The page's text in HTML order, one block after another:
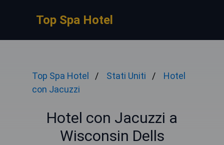
Top Spa Hotel
Top Spa Hotel Stati Uniti
Hotel
con Jacuzzi
Hotel con Jacuzzi a
Wisconsin Dells